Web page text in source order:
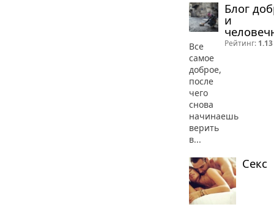
Блог
и
Все
самое
доброе,
после
чего
снова
начинаешь
верить
в...
Рейтинг: 1.13
Секс